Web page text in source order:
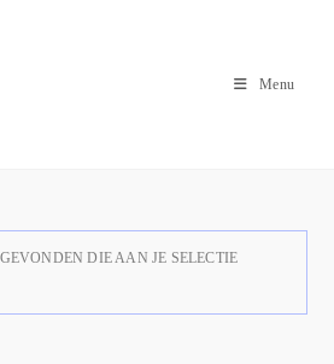
Menu
DIE AAN JE SELECTIE